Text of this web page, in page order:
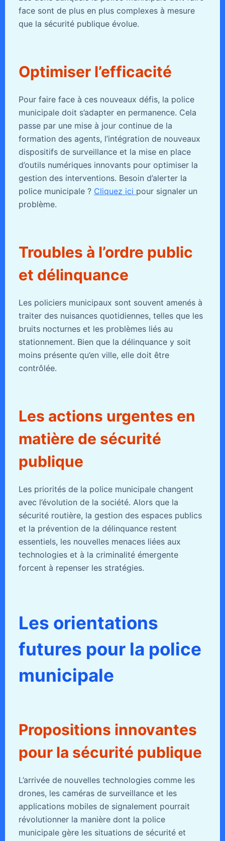
face sont de plus en plus complexes à mesure
que la sécurité publique évolue.
Optimiser l’efficacité
Pour faire face à ces nouveaux défis, la police
municipale doit s’adapter en permanence. Cela
passe par une mise à jour continue de la
formation des agents, l’intégration de nouveaux
dispositifs de surveillance et la mise en place
d’outils numériques innovants pour optimiser la
gestion des interventions. Besoin d’alerter la
police municipale ? Cliquez ici pour signaler un
problème.
Troubles à l’ordre public
et délinquance
Les policiers municipaux sont souvent amenés à
traiter des nuisances quotidiennes, telles que les
bruits nocturnes et les problèmes liés au
stationnement. Bien que la délinquance y soit
moins présente qu’en ville, elle doit être
contrôlée.
Les actions urgentes en
matière de sécurité
publique
Les priorités de la police municipale changent
avec l’évolution de la société. Alors que la
sécurité routière, la gestion des espaces publics
et la prévention de la délinquance restent
essentiels, les nouvelles menaces liées aux
technologies et à la criminalité émergente
forcent à repenser les stratégies.
Les orientations
futures pour la police
municipale
Propositions innovantes
pour la sécurité publique
L’arrivée de nouvelles technologies comme les
drones, les caméras de surveillance et les
applications mobiles de signalement pourrait
révolutionner la manière dont la police
municipale gère les situations de sécurité et